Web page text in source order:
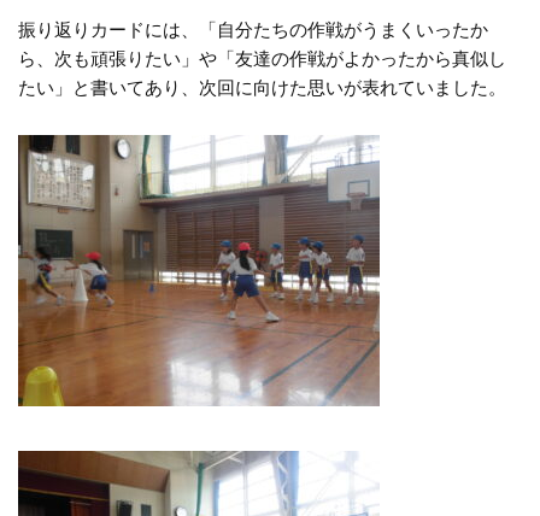
振り返りカードには、「自分たちの作戦がうまくいったか
ら、次も頑張りたい」や「友達の作戦がよかったから真似し
たい」と書いてあり、次回に向けた思いが表れていました。